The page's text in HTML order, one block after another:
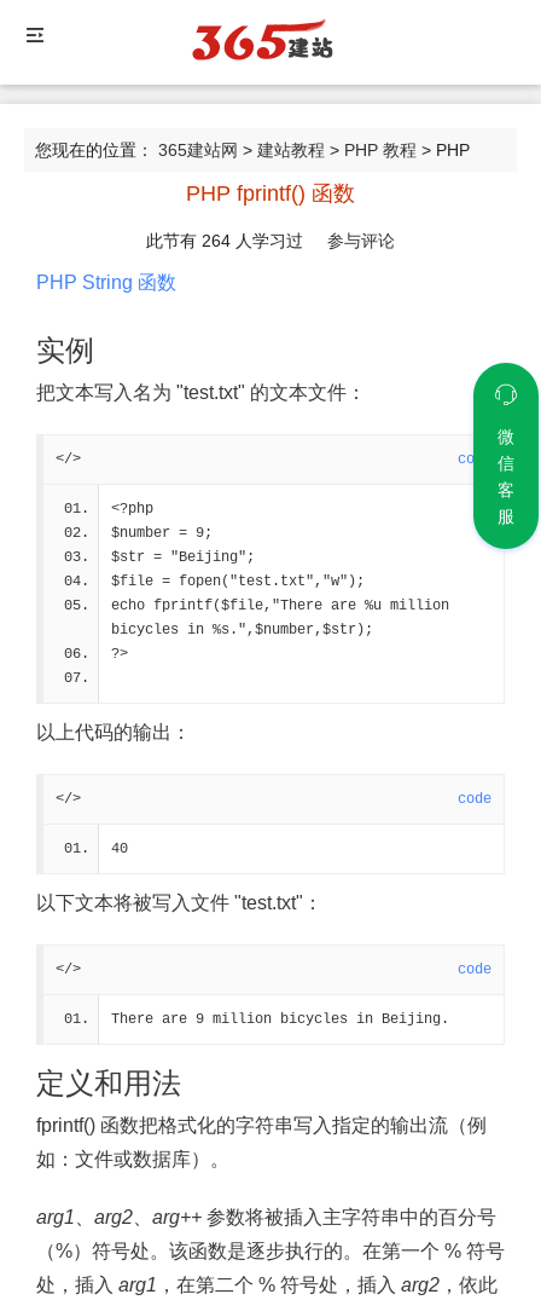
您现在的位置： 365建站网 > 建站教程 > PHP 教程 > PHP
PHP fprintf() 函数
此节有 264 人学习过 参与评论
PHP String 函数
实例
把文本写入名为 "test.txt" 的文本文件：
</> code
<?php
$number = 9;
$str = "Beijing";
$file = fopen("test.txt","w");
echo fprintf($file,"There are %u million
bicycles in %s.",$number,$str);
?>
以上代码的输出：
</> code
40
以下文本将被写入文件 "test.txt"：
</> code
There are 9 million bicycles in Beijing.
定义和用法
fprintf() 函数把格式化的字符串写入指定的输出流（例
如：文件或数据库）。
arg1 arg2 arg++ 参数将被插入主字符串中的百分号
（%）符号处。该函数是逐步执行的。在第一个 % 符号
处，插入 arg1 ，在第二个 % 符号处，插入 arg2 ，依此
微
信
客
服